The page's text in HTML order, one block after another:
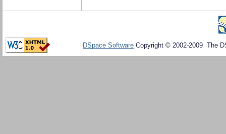
DSpace Software Copyright © 2002-2009 The